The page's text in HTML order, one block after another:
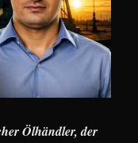
Ölhändler, der